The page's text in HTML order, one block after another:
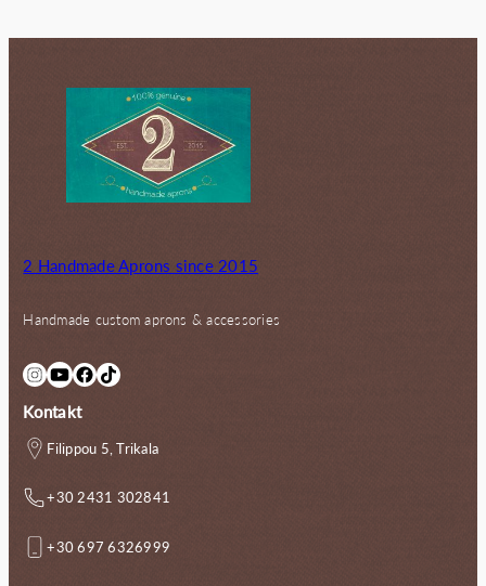
2 Handmade Aprons since 2015
Handmade custom aprons & accessories
InstagramYouTube Facebook TikTok
Kontakt
Filippou 5, Trikala
+30 2431 302841
+30 697 6326999